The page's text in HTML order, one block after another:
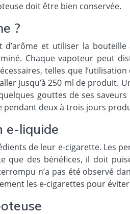
doit être bien conservée.
?
et utiliser la
Chaque vapoteur peut
telles que
jusqu’à 250 ml de
gouttes de ses
pendant deux à trois jours
e-liquide
de leur e-cigarette. Les
que des bénéfices, il doit
n’a pas été observé
les e-cigarettes pour